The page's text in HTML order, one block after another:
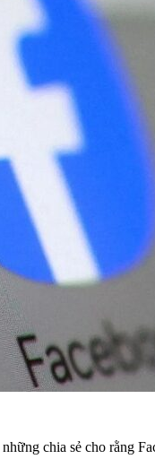
chia sẻ cho rằng